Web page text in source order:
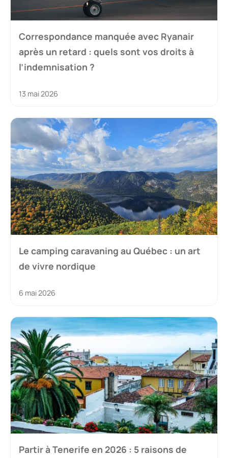
Correspondance manquée avec Ryanair
après un retard : quels sont vos droits à
l’indemnisation ?
13 mai 2026
Le camping caravaning au Québec : un art
de vivre nordique
6 mai 2026
Partir à Tenerife en 2026 : 5 raisons de